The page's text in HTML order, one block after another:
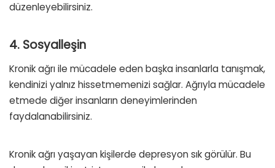
düzenleyebilirsiniz.
4. Sosyalleşin
Kronik ağrı ile mücadele eden başka insanlarla tanışmak,
kendinizi yalnız hissetmemenizi sağlar. Ağrıyla mücadele
etmede diğer insanların deneyimlerinden
faydalanabilirsiniz.
Kronik ağrı yaşayan kişilerde depresyon sık görülür. Bu